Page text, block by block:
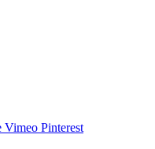
Vimeo Pinterest